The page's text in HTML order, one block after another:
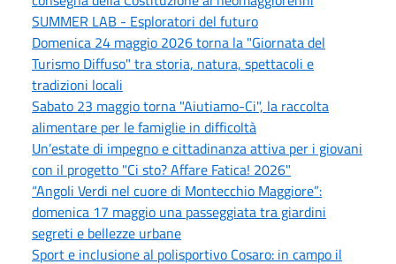
SUMMER LAB - Esploratori del futuro
Domenica 24 maggio 2026 torna la "Giornata del
Turismo Diffuso" tra storia, natura, spettacoli e
tradizioni locali
Sabato 23 maggio torna "Aiutiamo-Ci", la raccolta
alimentare per le famiglie in difficoltà
Un’estate di impegno e cittadinanza attiva per i giovani
con il progetto "Ci sto? Affare Fatica! 2026"
“Angoli Verdi nel cuore di Montecchio Maggiore”:
domenica 17 maggio una passeggiata tra giardini
segreti e bellezze urbane
Sport e inclusione al polisportivo Cosaro: in campo il